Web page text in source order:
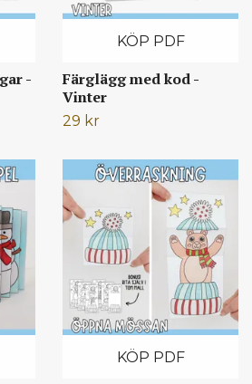
-
KÖP PDF
Färglägg med kod -
Vinter
29 kr
KÖP PDF